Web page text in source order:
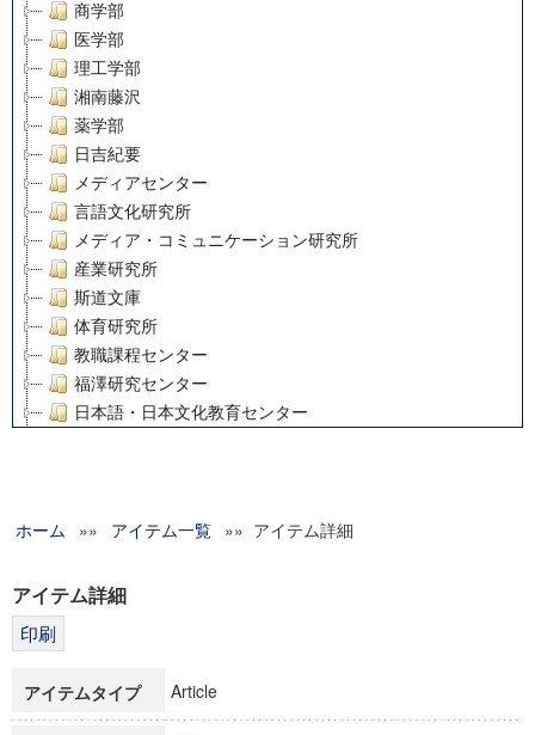
商学部
医学部
理工学部
湘南藤沢
薬学部
日吉紀要
メディアセンター
言語文化研究所
メディア・コミュニケーション研究所
産業研究所
斯道文庫
体育研究所
教職課程センター
福澤研究センター
日本語・日本文化教育センター
グローバルリサーチインスティテュート
科学研究費補助金研究成果報告書
博士課程教育リーディングプログラム「超成熟社会発展のサ
ホーム »» アイテム一覧 »» アイテム詳細
アイテム詳細
アイテムタイプ Article